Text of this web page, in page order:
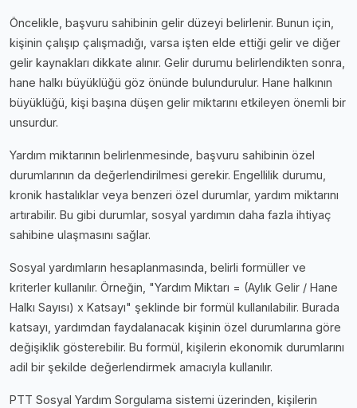
Öncelikle, başvuru sahibinin gelir düzeyi belirlenir. Bunun için,
kişinin çalışıp çalışmadığı, varsa işten elde ettiği gelir ve diğer
gelir kaynakları dikkate alınır. Gelir durumu belirlendikten sonra,
hane halkı büyüklüğü göz önünde bulundurulur. Hane halkının
büyüklüğü, kişi başına düşen gelir miktarını etkileyen önemli bir
unsurdur.
Yardım miktarının belirlenmesinde, başvuru sahibinin özel
durumlarının da değerlendirilmesi gerekir. Engellilik durumu,
kronik hastalıklar veya benzeri özel durumlar, yardım miktarını
artırabilir. Bu gibi durumlar, sosyal yardımın daha fazla ihtiyaç
sahibine ulaşmasını sağlar.
Sosyal yardımların hesaplanmasında, belirli formüller ve
kriterler kullanılır. Örneğin, "Yardım Miktarı = (Aylık Gelir / Hane
Halkı Sayısı) x Katsayı" şeklinde bir formül kullanılabilir. Burada
katsayı, yardımdan faydalanacak kişinin özel durumlarına göre
değişiklik gösterebilir. Bu formül, kişilerin ekonomik durumlarını
adil bir şekilde değerlendirmek amacıyla kullanılır.
PTT Sosyal Yardım Sorgulama sistemi üzerinden, kişilerin